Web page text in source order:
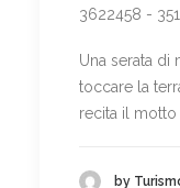
3622458 - 351
Una serata di
toccare la
recita il
by